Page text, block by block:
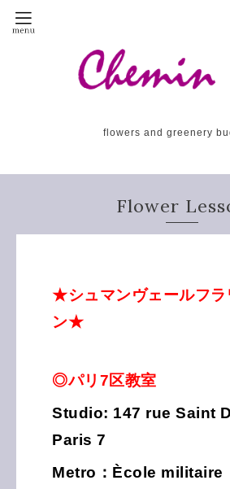
flowers and greenery
Flower
★シュマンヴェールフラ
ン★
◎パリ7区教室
Studio: 147 rue Saint
Paris 7
Metro：Ècole militaire